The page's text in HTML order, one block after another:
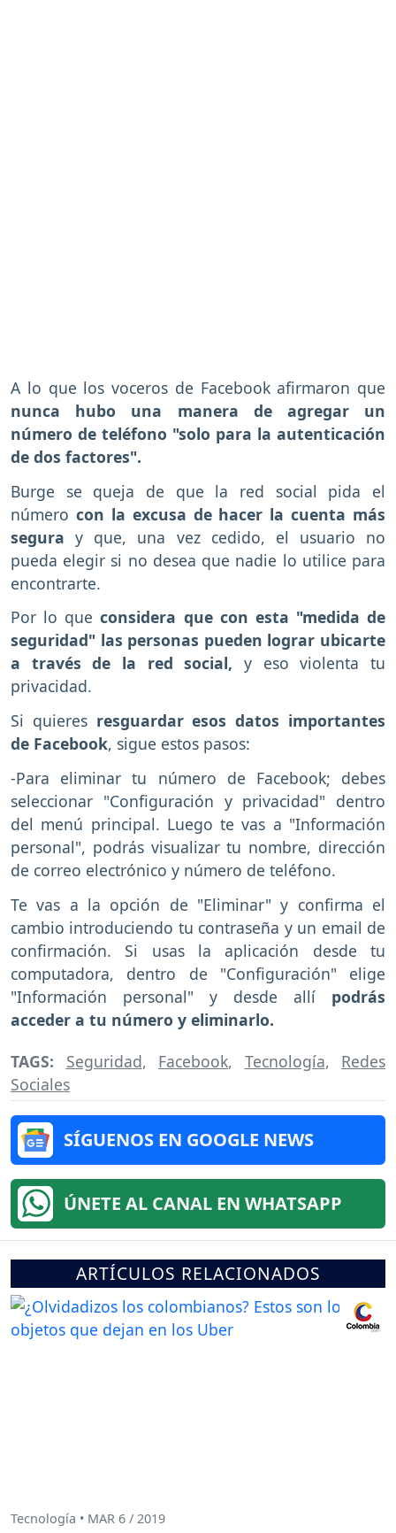
A lo que los voceros de Facebook afirmaron que
nunca hubo una manera de agregar un
número de teléfono "solo para la autenticación
de dos factores".
Burge se queja de que la red social pida el
número con la excusa de hacer la cuenta más
segura y que, una vez cedido, el usuario no
pueda elegir si no desea que nadie lo utilice para
encontrarte.
Por lo queconsidera que con esta "medida de
seguridad" las personas pueden lograr ubicarte
a través de la red social, y eso violenta tu
privacidad.
Si quieres resguardar esos datos importantes
de Facebook, sigue estos pasos:
-Para eliminar tu número de Facebook; debes
seleccionar "Configuración y privacidad" dentro
del menú principal. Luego te vas a "Información
personal", podrás visualizar tu nombre, dirección
de correo electrónico y número de teléfono.
Te vas a la opción de "Eliminar" y confirma el
cambio introduciendo tu contraseña y un email de
confirmación. Si usas la aplicación desde tu
computadora, dentro de "Configuración" elige
"Información personal" y desde allí podrás
acceder a tu número y eliminarlo.
TAGS: Seguridad, Facebook, Tecnología, Redes
Sociales
SÍGUENOS EN GOOGLE NEWS
ÚNETE AL CANAL EN WHATSAPP
ARTÍCULOS RELACIONADOS
Tecnología • MAR 6 / 2019